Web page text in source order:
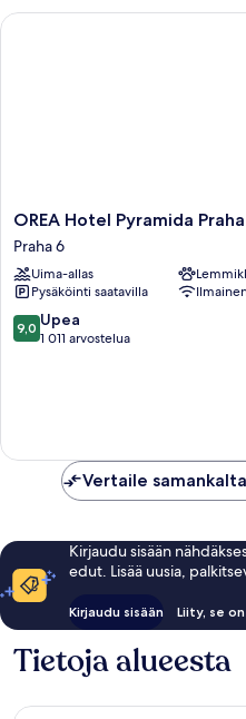
OREA
Hotel
Pyramida
Praha
Praha
6
OREA Hotel Pyramida Praha
Praha 6
Uima-allas
Pysäköinti saatavilla
9.0
kautta
9,0 Upea
1 011 arvostelua
OREA Hotel Pyramida Praha
Vertaile
Kirjaudu sisään
edut. Lisää uusia,
Kirjaudu sisään Liity, se
Tietoja alueesta